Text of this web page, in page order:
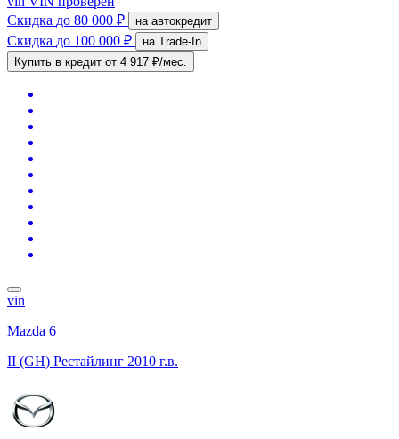
Скидка до 80 000 ₽ на автокредит
Скидка до 100 000 ₽
на Trade-In
Купить в кредит от 4 917 ₽/мес.
vin
Mazda 6
II (GH) Рестайлинг 2010 г.в.